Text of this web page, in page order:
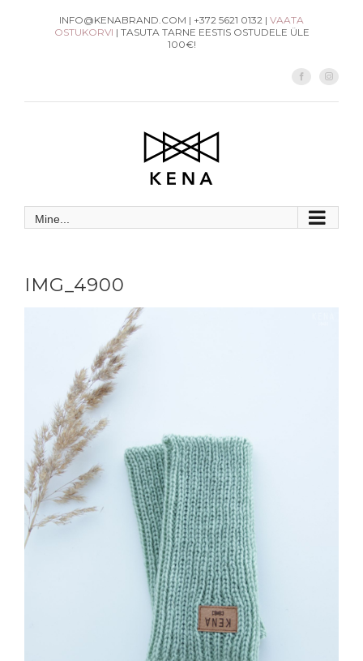
INFO@KENABRAND.COM | +372 5621 0132 | VAATA
OSTUKORVI | TASUTA TARNE EESTIS OSTUDELE ÜLE
100€!
Facebook
Mine...
IMG_4900